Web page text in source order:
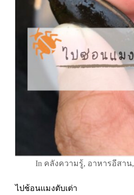
In คลังความรู้, อาหารอีสาน,
ไปช้อนแมงตับเต่า